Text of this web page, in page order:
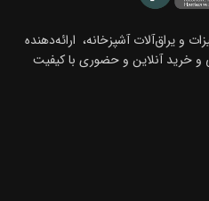
و یراق‌آلات آشپزخانه، ارائه‌دهنده
خرید آنلاین و حضوری با کیفیت